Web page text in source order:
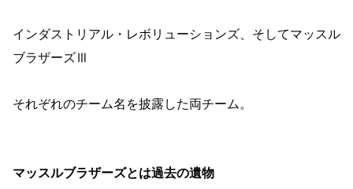
インダストリアル・レボリューションズ、そしてマッスル
ブラザーズⅢ
それぞれのチーム名を披露した両チーム。
マッスルブラザーズとは過去の遺物